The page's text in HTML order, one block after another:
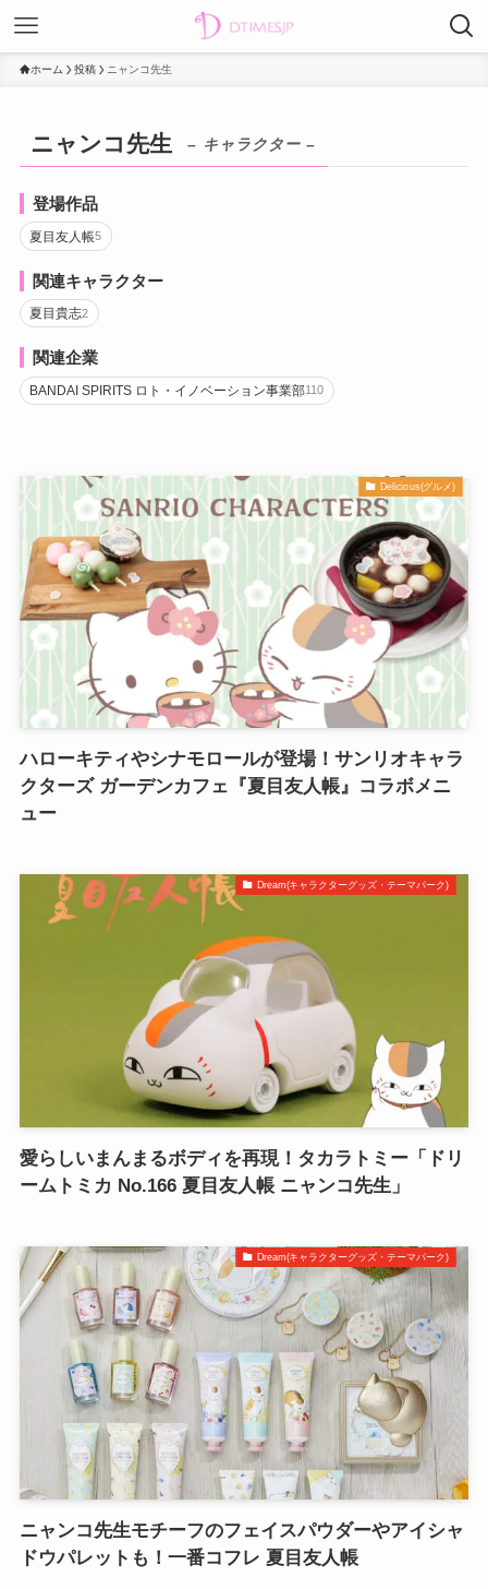
ホーム 投稿 ニャンコ先生
ニャンコ先生 – キャラクター –
登場作品
夏目友人帳5
関連キャラクター
夏目貴志2
関連企業
BANDAI SPIRITS ロト・イノベーション事業部110
Delicious(グルメ)
ハローキティやシナモロールが登場！サンリオキャラ
クターズ ガーデンカフェ『夏目友人帳』コラボメニ
ュー
Dream(キャラクターグッズ・テーマパーク)
愛らしいまんまるボディを再現！タカラトミー「ドリ
ームトミカ No.166 夏目友人帳 ニャンコ先生」
Dream(キャラクターグッズ・テーマパーク)
ニャンコ先生モチーフのフェイスパウダーやアイシャ
ドウパレットも！一番コフレ 夏目友人帳